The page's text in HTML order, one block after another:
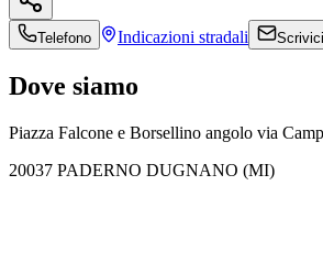
Telefono Indicazioni stradali Scrivici
Dove siamo
Piazza Falcone e Borsellino angolo via
20037 PADERNO DUGNANO (MI)